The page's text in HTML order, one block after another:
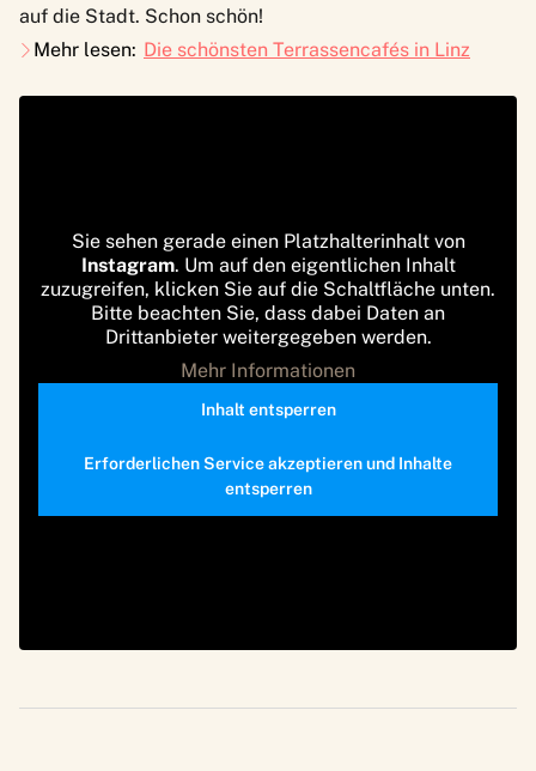
auf die Stadt. Schon schön!
Mehr lesen: Die schönsten Terrassencafés in Linz
Sie sehen gerade einen Platzhalterinhalt von
Instagram. Um auf den eigentlichen Inhalt
zuzugreifen, klicken Sie auf die Schaltfläche unten.
Bitte beachten Sie, dass dabei Daten an
Drittanbieter weitergegeben werden.
Mehr Informationen
Inhalt entsperren
Erforderlichen Service akzeptieren und Inhalte
entsperren